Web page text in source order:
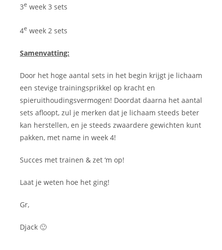
3e week 3 sets
4e week 2 sets
Samenvatting:
Door het hoge aantal sets in het begin krijgt je lichaam
een stevige trainingsprikkel op kracht en
spieruithoudingsvermogen! Doordat daarna het aantal
sets afloopt, zul je merken dat je lichaam steeds beter
kan herstellen, en je steeds zwaardere gewichten kunt
pakken, met name in week 4!
Succes met trainen & zet ‘m op!
Laat je weten hoe het ging!
Gr,
Djack 🙂